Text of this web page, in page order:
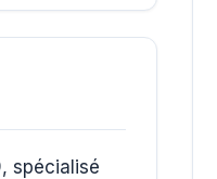
spécialisé